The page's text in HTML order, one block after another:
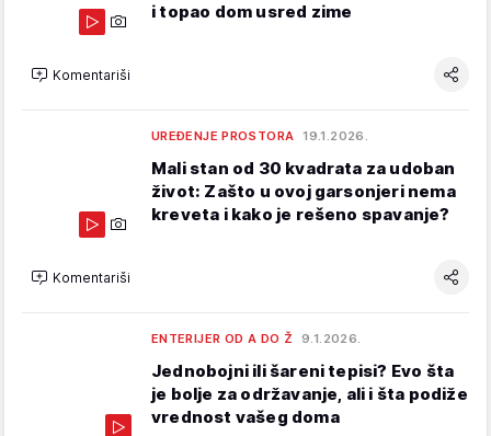
i topao dom usred zime
Komentariši
UREĐENJE PROSTORA 19.1.2026.
Mali stan od 30 kvadrata za udoban
život: Zašto u ovoj garsonjeri nema
kreveta i kako je rešeno spavanje?
Komentariši
ENTERIJER OD A DO Ž 9.1.2026.
Jednobojni ili šareni tepisi? Evo šta
je bolje za održavanje, ali i šta podiže
vrednost vašeg doma